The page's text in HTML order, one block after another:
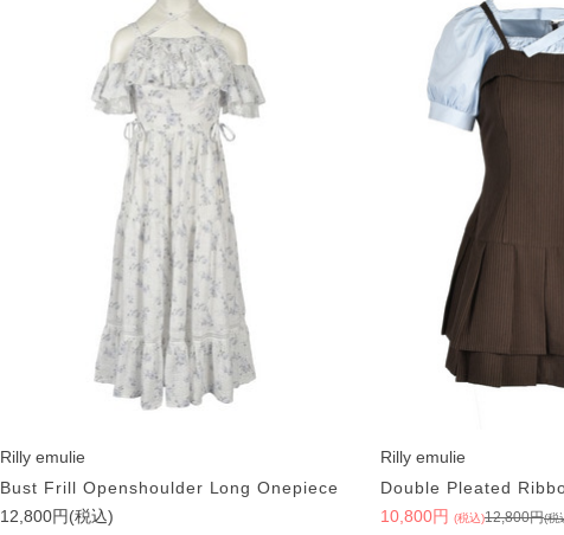
Rilly emulie
Bust Frill Openshoulder Long Onepiece
12,800円(税込)
Rilly emulie
Double Pleated
10,800円 (税込)12,800円(税